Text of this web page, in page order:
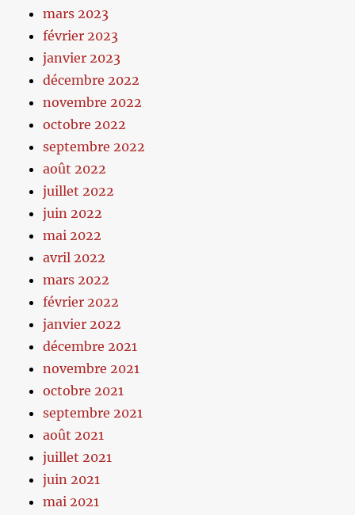
mars 2023
février 2023
janvier 2023
décembre 2022
novembre 2022
octobre 2022
septembre 2022
août 2022
juillet 2022
juin 2022
mai 2022
avril 2022
mars 2022
février 2022
janvier 2022
décembre 2021
novembre 2021
octobre 2021
septembre 2021
août 2021
juillet 2021
juin 2021
mai 2021